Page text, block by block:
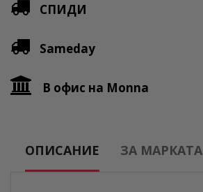
СПИДИ
Sameday
В офис на Monna
ОПИСАНИЕ ЗА МАРКАТА